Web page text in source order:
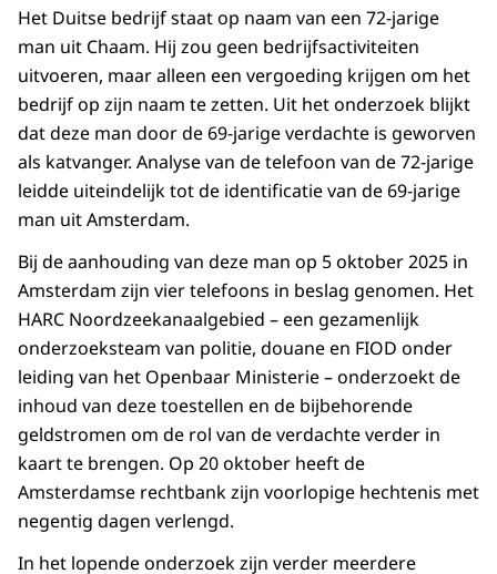
Het Duitse bedrijf staat op naam van een 72-jarige
man uit Chaam. Hij zou geen bedrijfsactiviteiten
uitvoeren, maar alleen een vergoeding krijgen om het
bedrijf op zijn naam te zetten. Uit het onderzoek blijkt
dat deze man door de 69-jarige verdachte is geworven
als katvanger. Analyse van de telefoon van de 72-jarige
leidde uiteindelijk tot de identificatie van de 69-jarige
man uit Amsterdam.
Bij de aanhouding van deze man op 5 oktober 2025 in
Amsterdam zijn vier telefoons in beslag genomen. Het
HARC Noordzeekanaalgebied – een gezamenlijk
onderzoeksteam van politie, douane en FIOD onder
leiding van het Openbaar Ministerie – onderzoekt de
inhoud van deze toestellen en de bijbehorende
geldstromen om de rol van de verdachte verder in
kaart te brengen. Op 20 oktober heeft de
Amsterdamse rechtbank zijn voorlopige hechtenis met
negentig dagen verlengd.
In het lopende onderzoek zijn verder meerdere